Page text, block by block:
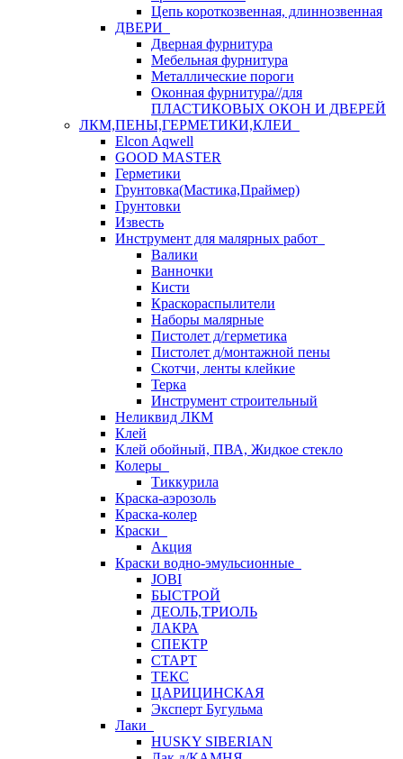
Цепь короткозвенная, длиннозвенная
ДВЕРИ
Дверная фурнитура
Мебельная фурнитура
Металлические пороги
Оконная фурнитура//для
ПЛАСТИКОВЫХ ОКОН И ДВЕРЕЙ
ЛКМ,ПЕНЫ,ГЕРМЕТИКИ,КЛЕИ
Elcon Aqwell
GOOD MASTER
Герметики
Грунтовка(Мастика,Праймер)
Грунтовки
Известь
Инструмент для малярных работ
Валики
Ванночки
Кисти
Краскораспылители
Наборы малярные
Пистолет д/герметика
Пистолет д/монтажной пены
Скотчи, ленты клейкие
Терка
Инструмент строительный
Неликвид ЛКМ
Клей
Клей обойный, ПВА, Жидкое стекло
Колеры
Тиккурила
Краска-аэрозоль
Краска-колер
Краски
Акция
Краски водно-эмульсионные
JOBI
БЫСТРОЙ
ДЕОЛЬ,ТРИОЛЬ
ЛАКРА
СПЕКТР
СТАРТ
ТЕКС
ЦАРИЦИНСКАЯ
Эксперт Бугульма
Лаки
HUSKY SIBERIAN